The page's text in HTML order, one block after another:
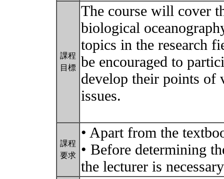
課程
目標
The course will cover
biological
topics in the research
be encouraged to
develop their points of
issues.
課程
要求
• Apart from the
• Before determining
the lecturer is